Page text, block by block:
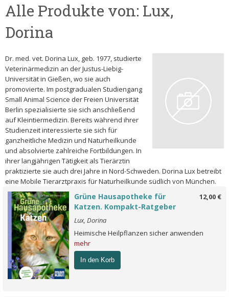
Alle Produkte von: Lux,
Dorina
Dr. med. vet. Dorina Lux, geb. 1977, studierte
Veterinärmedizin an der Justus-Liebig-
Universität in Gießen, wo sie auch
promovierte. Im postgradualen Studiengang
Small Animal Science der Freien Universität
Berlin spezialisierte sie sich anschließend
auf Kleintiermedizin. Bereits während ihrer
Studienzeit interessierte sie sich für
ganzheitliche Medizin und Naturheilkunde
und absolvierte zahlreiche Fortbildungen. In
ihrer langjährigen Tätigkeit als Tierärztin
praktizierte sie auch drei Jahre in Nord-Schweden. Dorina Lux betreibt
eine Mobile Tierarztpraxis für Naturheilkunde südlich von München.
12,00 €
Grüne Hausapotheke für
Katzen. Kompakt-Ratgeber
Lux, Dorina
Heimische Heilpflanzen sicher anwenden
mehr
In den Korb